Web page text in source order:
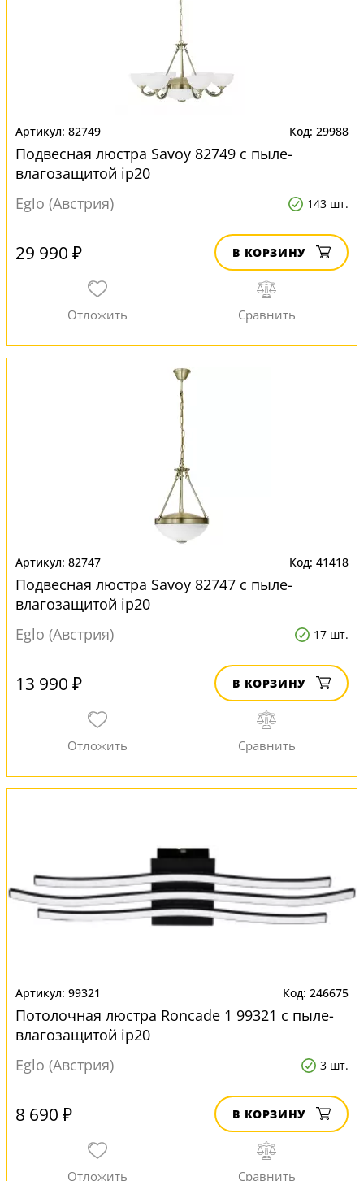
82749 29988
Подвесная люстра Savoy 82749 с пыле-
влагозащитой ip20
Eglo (Австрия)
143 шт.
29 990 ₽ В КОРЗИНУ
82747 41418
Подвесная люстра Savoy 82747 с пыле-
влагозащитой ip20
Eglo (Австрия)
17 шт.
13 990 ₽ В КОРЗИНУ
99321 246675
Потолочная люстра Roncade 1 99321 с пыле-
влагозащитой ip20
Eglo (Австрия)
3 шт.
8 690 ₽ В КОРЗИНУ